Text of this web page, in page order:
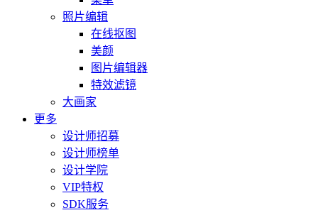
照片编辑
在线抠图
美颜
图片编辑器
特效滤镜
大画家
更多
设计师招募
设计师榜单
设计学院
VIP特权
SDK服务